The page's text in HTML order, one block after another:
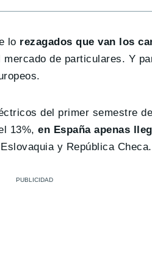
lo rezagados que van los
de particulares. Y
del primer semestre
13%,en España apenas
y República Checa.